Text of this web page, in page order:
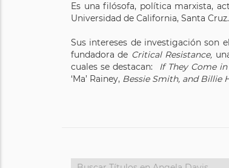
Es una filósofa, política marxista,
Universidad de California, Santa
Sus intereses de investigación son
fundadora de Critical Resistance,
cuales se destacan:
If They Come
‘Ma’ Rainey, Bessie Smith, and Billie